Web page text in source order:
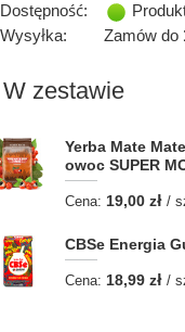
Dostępność:
Wysyłka:
Zamów do
W zestawie
Yerba Mate
owoc SUPER
Cena: 19,00 zł /
CBSe Energia
Cena: 18,99 zł /